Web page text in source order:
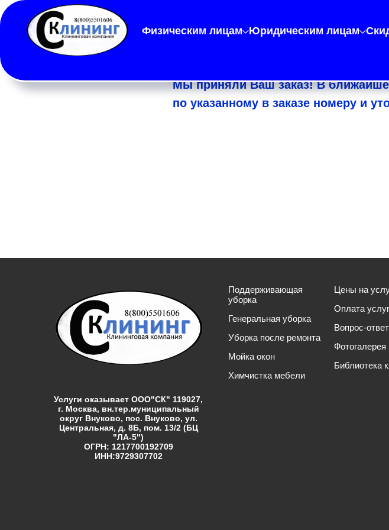
Мы приняли Ваш заказ! В
по указанному в заказе номеру и
Физическим лицам Юридическим лицам
Услуги оказывает ООО"СК" 119027,
г. Москва, вн.тер.муниципальный
округ Внуково, пос. Внуково, ул.
Центральная, д. 8Б, пом. 13/2 (БЦ
"ЛА-5")
ОГРН: 1217700192709
ИНН:9729307702
Поддерживающая
уборка
Генеральная уборка
Уборка после ремонта
Мойка окон
Химчистка мебели
Цены на
Оплата услуг
Вопрос-ответ
Фотогалерея
Библиотека